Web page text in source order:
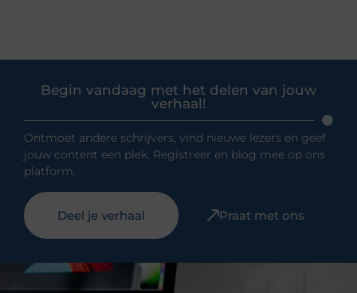
Begin vandaag met het delen van jouw
verhaal!
Ontmoet andere schrijvers, vind nieuwe lezers en geef
jouw content een plek. Registreer en blog mee op ons
platform.
Deel je verhaal Praat met ons